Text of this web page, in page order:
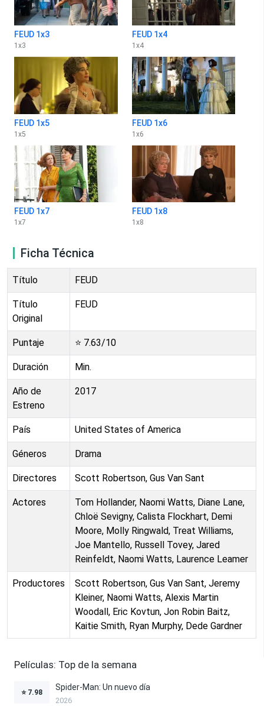
FEUD 1x3
1 x3
FEUD 1x4
1 x4
FEUD 1x5
1 x5
FEUD 1x6
1 x6
FEUD 1x7
1 x7
FEUD 1x8
1 x8
Ficha Técnica
Título FEUD
Título
Original
FEUD
Puntaje ⭐ 7.63/10
Duración Min.
Año de
Estreno
2017
País United States of America
Géneros Drama
Directores Scott Robertson, Gus Van Sant
Actores
Tom Hollander, Naomi Watts, Diane Lane,
Chloë Sevigny, Calista Flockhart, Demi
Moore, Molly Ringwald, Treat Williams,
Joe Mantello, Russell Tovey, Jared
Reinfeldt, Naomi Watts, Laurence Leamer
Productores
Scott Robertson, Gus Van Sant, Jeremy
Kleiner, Naomi Watts, Alexis Martin
Woodall, Eric Kovtun, Jon Robin Baitz,
Kaitie Smith, Ryan Murphy, Dede Gardner
Películas: Top de la semana
⭐ 7.98
Spider-Man: Un nuevo día
2026